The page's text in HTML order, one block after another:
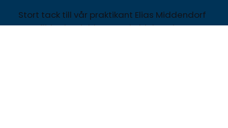
Stort tack till vår praktikant Elias Middendorf
som flitigt har jobbat med objekten i